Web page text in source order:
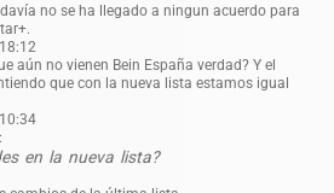
no se ha llegado a ningun acuerdo para
aún no vienen Bein España verdad? Y el
que con la nueva lista estamos igual
en la nueva lista?